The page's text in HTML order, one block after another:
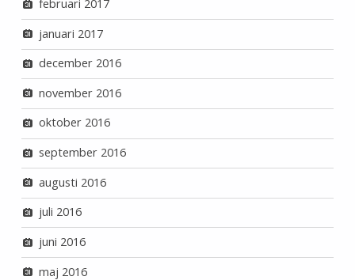
februari 2017
januari 2017
december 2016
november 2016
oktober 2016
september 2016
augusti 2016
juli 2016
juni 2016
maj 2016